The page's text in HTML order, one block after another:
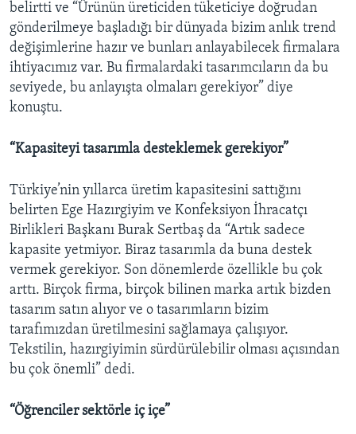
belirtti ve “Ürünün üreticiden tüketiciye doğrudan
gönderilmeye başladığı bir dünyada bizim anlık trend
değişimlerine hazır ve bunları anlayabilecek firmalara
ihtiyacımız var. Bu firmalardaki tasarımcıların da bu
seviyede, bu anlayışta olmaları gerekiyor” diye
konuştu.
“Kapasiteyi tasarımla desteklemek gerekiyor”
Türkiye’nin yıllarca üretim kapasitesini sattığını
belirten Ege Hazırgiyim ve Konfeksiyon İhracatçı
Birlikleri Başkanı Burak Sertbaş da “Artık sadece
kapasite yetmiyor. Biraz tasarımla da buna destek
vermek gerekiyor. Son dönemlerde özellikle bu çok
arttı. Birçok firma, birçok bilinen marka artık bizden
tasarım satın alıyor ve o tasarımların bizim
tarafımızdan üretilmesini sağlamaya çalışıyor.
Tekstilin, hazırgiyimin sürdürülebilir olması açısından
bu çok önemli” dedi.
“Öğrenciler sektörle iç içe”